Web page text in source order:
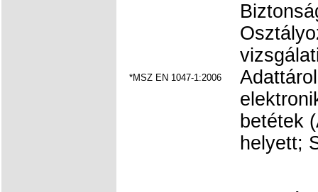
*MSZ EN 1047-1:2006
betétek
helyett;